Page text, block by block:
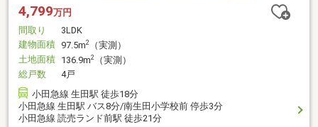
4,799万円
間取り
3LDK
建物面積 97.5m2
（実測）
土地面積 136.9m2
（実測）
総戸数
4戸
小田急線 生田駅 徒歩18分
小田急線 生田駅 バス8分/南生田小学校前 停歩3分
小田急線 読売ランド前駅 徒歩21分